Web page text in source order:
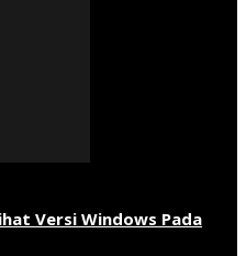
Versi Windows Pada